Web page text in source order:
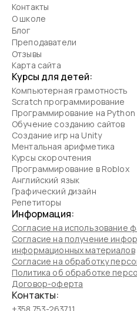
Контакты
О школе
Блог
Преподаватели
Отзывы
Карта сайта
Курсы для детей:
Компьютерная грамотность
Scratch программирование
Программирование на Python
Обучение созданию сайтов
Создание игр на Unity
Ментальная арифметика
Курсы скорочтения
Программирование в Roblox
Английский язык
Графический дизайн
Репетиторы
Информация:
Согласие на использование
Согласие на получение
информационных материалов
Согласие на обработку
Политика об обработке
Договор-оферта
Контакты: